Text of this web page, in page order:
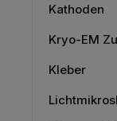
Kathoden
Kryo-EM
Kleber